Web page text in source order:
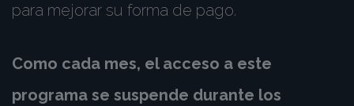
para mejorar su forma de pago.
Como cada mes, el acceso a este
programa se suspende durante los